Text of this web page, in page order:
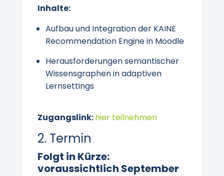
Inhalte:
Aufbau und Integration der KAINE
Recommendation Engine in Moodle
Herausforderungen semantischer
Wissensgraphen in adaptiven
Lernsettings
Zugangslink:hier teilnehmen
2. Termin
Folgt in Kürze:
voraussichtlich September